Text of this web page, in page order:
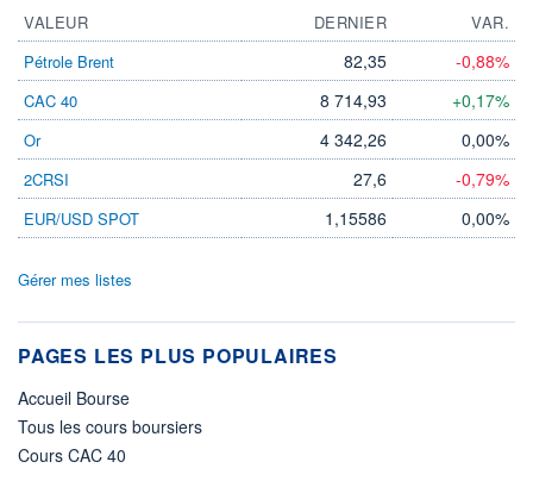
VALEUR DERNIER
VAR.
Pétrole Brent
82,35 -0,88%
CAC 40 8 714,93 +0,17%
Or 4 342,26 0,00%
2CRSI 27,6 -0,79%
EUR/USD SPOT 1,15586 0,00%
Gérer mes listes
PAGES LES PLUS POPULAIRES
Accueil Bourse
Tous les cours boursiers
Cours CAC 40